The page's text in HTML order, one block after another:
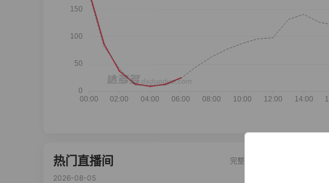
热门直播间
完整榜单
2026-08-05